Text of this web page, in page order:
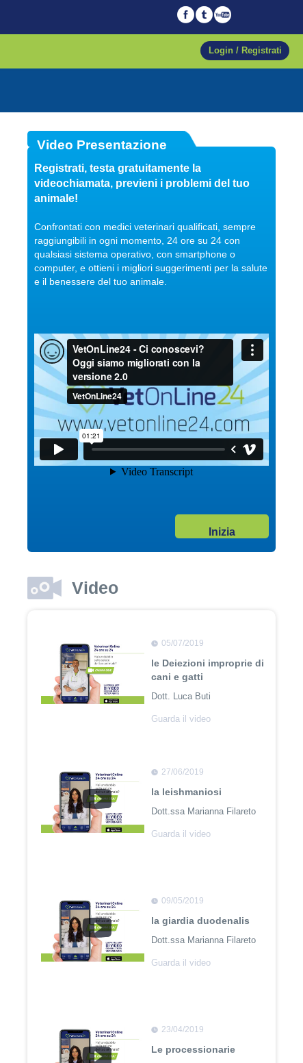
Login / Registrati
Video Presentazione
Registrati, testa gratuitamente la
videochiamata, previeni i problemi del tuo
animale!
Confrontati con medici veterinari qualificati, sempre
raggiungibili in ogni momento, 24 ore su 24 con
qualsiasi sistema operativo, con smartphone o
computer, e ottieni i migliori suggerimenti per la salute
e il benessere del tuo animale.
Inizia
Video
Veterinario di fiducia
Dott. Maurizio Albano
Guarda il video
04/10/2017
Regalare un pet
04/10/2017
Garanzie post vendita
Dott. Maurizio Albano
Guarda il video
04/10/2017
Adozione
Dott. Maurizio Albano
05/07/2019
le Deiezioni improprie di
cani e gatti
Dott. Luca Buti
Guarda il video
27/06/2019
la leishmaniosi
Dott.ssa Marianna Filareto
Guarda il video
09/05/2019
la giardia duodenalis
Dott.ssa Marianna Filareto
Guarda il video
23/04/2019
Le processionarie